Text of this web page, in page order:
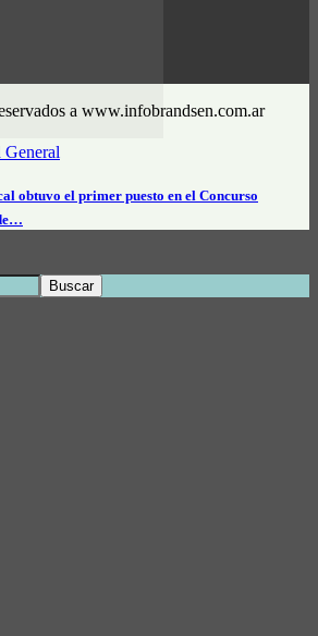
obtuvo el primer puesto en el Concurso
a www.infobrandsen.com.ar